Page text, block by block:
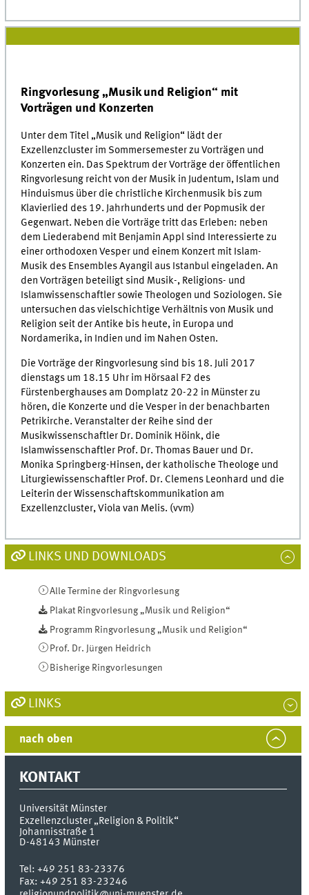
Ringvorlesung „Musik und Religion“ mit
Vorträgen und Konzerten
Unter dem Titel „Musik und Religion“ lädt der
Exzellenzcluster im Sommersemester zu Vorträgen und
Konzerten ein. Das Spektrum der Vorträge der öffentlichen
Ringvorlesung reicht von der Musik in Judentum, Islam und
Hinduismus über die christliche Kirchenmusik bis zum
Klavierlied des 19. Jahrhunderts und der Popmusik der
Gegenwart. Neben die Vorträge tritt das Erleben: neben
dem Liederabend mit Benjamin Appl sind Interessierte zu
einer orthodoxen Vesper und einem Konzert mit Islam-
Musik des Ensembles Ayangil aus Istanbul eingeladen. An
den Vorträgen beteiligt sind Musik-, Religions- und
Islamwissenschaftler sowie Theologen und Soziologen. Sie
untersuchen das vielschichtige Verhältnis von Musik und
Religion seit der Antike bis heute, in Europa und
Nordamerika, in Indien und im Nahen Osten.
Die Vorträge der Ringvorlesung sind bis 18. Juli 2017
dienstags um 18.15 Uhr im Hörsaal F2 des
Fürstenberghauses am Domplatz 20-22 in Münster zu
hören, die Konzerte und die Vesper in der benachbarten
Petrikirche. Veranstalter der Reihe sind der
Musikwissenschaftler Dr. Dominik Höink, die
Islamwissenschaftler Prof. Dr. Thomas Bauer und Dr.
Monika Springberg-Hinsen, der katholische Theologe und
Liturgiewissenschaftler Prof. Dr. Clemens Leonhard und die
Leiterin der Wissenschaftskommunikation am
Exzellenzcluster, Viola van Melis. (vvm)
LINKS UND DOWNLOADS
Alle Termine der Ringvorlesung
Plakat Ringvorlesung „Musik und Religion“
Programm Ringvorlesung „Musik und Religion“
Prof. Dr. Jürgen Heidrich
Bisherige Ringvorlesungen
LINKS
nach oben
KONTAKT
Universität Münster
Exzellenzcluster „Religion & Politik“
Johannisstraße 1
D-48143 Münster
Tel:+49 251 83-23376
Fax:+49 251 83-23246